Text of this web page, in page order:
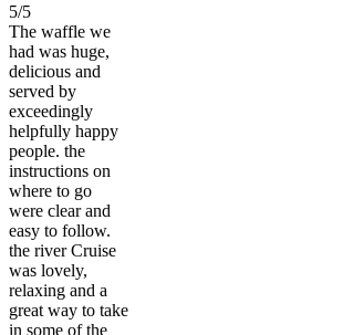
5/5
The waffle we
had was huge,
delicious and
served by
exceedingly
helpfully happy
people. the
instructions on
where to go
were clear and
easy to follow.
the river Cruise
was lovely,
relaxing and a
great way to take
in some of the